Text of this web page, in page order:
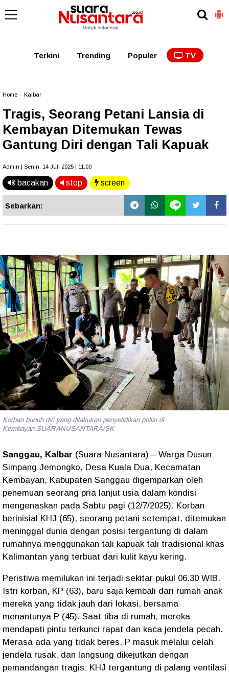
Kalbar Kalteng
Terkini Trending Populer TV
Home Kalbar
Tragis, Seorang Petani Lansia di
Kembayan Ditemukan Tewas
Gantung Diri dengan Tali Kapuak
Admin | Senin, 14 Juli 2025 | 11.00
bacakan stop screen
Sebarkan:
Korban bunuh diri yang dilakukan penyelidikan polisi di
Kembayan.SUARANUSANTARA/SK
Sanggau, Kalbar (Suara Nusantara) – Warga Dusun
Simpang Jemongko, Desa Kuala Dua, Kecamatan
Kembayan, Kabupaten Sanggau digemparkan oleh
penemuan seorang pria lanjut usia dalam kondisi
mengenaskan pada Sabtu pagi (12/7/2025). Korban
berinisial KHJ (65), seorang petani setempat, ditemukan
meninggal dunia dengan posisi tergantung di dalam
rumahnya menggunakan tali kapuaktali tradisional khas
Kalimantan yang terbuat dari kulit kayu kering.
Peristiwa memilukan ini terjadi sekitar pukul 06.30 WIB.
Istri korban, KP (63), baru saja kembali dari rumah anak
mereka yang tidak jauh dari lokasi, bersama
menantunya P (45). Saat tiba di rumah, mereka
mendapati pintu terkunci rapat dan kaca jendela pecah.
Merasa ada yang tidak beres, P masuk melalui celah
jendela rusak, dan langsung dikejutkan dengan
pemandangan tragis: KHJ tergantung di palang ventilasi